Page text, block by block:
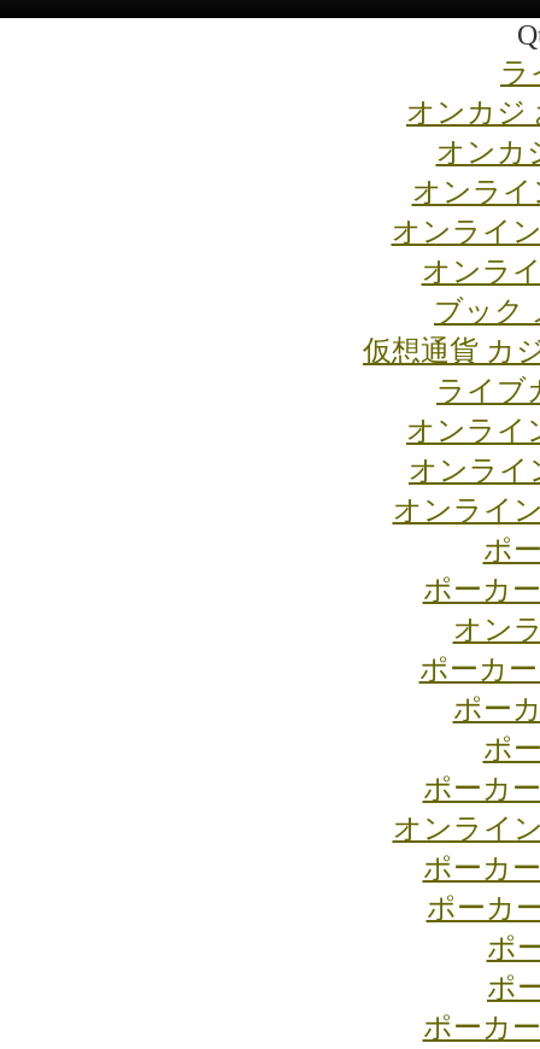
ラ
オンカジ
オンカ
オンラ
オンライ
オンラ
ブック
仮想通貨 カ
ライブ
オンライ
オンライ
オンライ
ポ
ポーカ
オン
ポーカ
ポー
ポ
ポーカ
オンライ
ポーカ
ポーカ
ポ
ポ
ポーカ